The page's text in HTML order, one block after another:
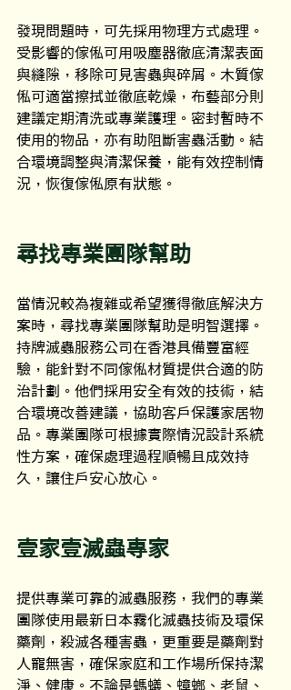
發現問題時，可先採用物理方式處理。
受影響的傢俬可用吸塵器徹底清潔表面
與縫隙，移除可見害蟲與碎屑。木質傢
俬可適當擦拭並徹底乾燥，布藝部分則
建議定期清洗或專業護理。密封暫時不
使用的物品，亦有助阻斷害蟲活動。結
合環境調整與清潔保養，能有效控制情
況，恢復傢俬原有狀態。
尋找專業團隊幫助
當情況較為複雜或希望獲得徹底解決方
案時，尋找專業團隊幫助是明智選擇。
持牌滅蟲服務公司在香港具備豐富經
驗，能針對不同傢俬材質提供合適的防
治計劃。他們採用安全有效的技術，結
合環境改善建議，協助客戶保護家居物
品。專業團隊可根據實際情況設計系統
性方案，確保處理過程順暢且成效持
久，讓住戶安心放心。
壹家壹滅蟲專家
提供專業可靠的滅蟲服務，我們的專業
團隊使用最新日本霧化滅蟲技術及環保
藥劑，殺滅各種害蟲，更重要是藥劑對
人寵無害，確保家庭和工作場所保持潔
淨、健康。不論是螞蟻、蟑螂、老鼠、